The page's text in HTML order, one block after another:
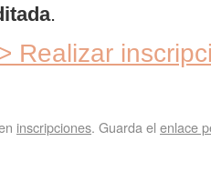
.
Realizar
inscripciones. Guarda el enlace